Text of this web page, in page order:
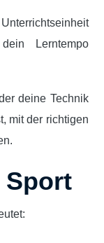
Lerntempo
deine Technik
mit der richtigen
Sport